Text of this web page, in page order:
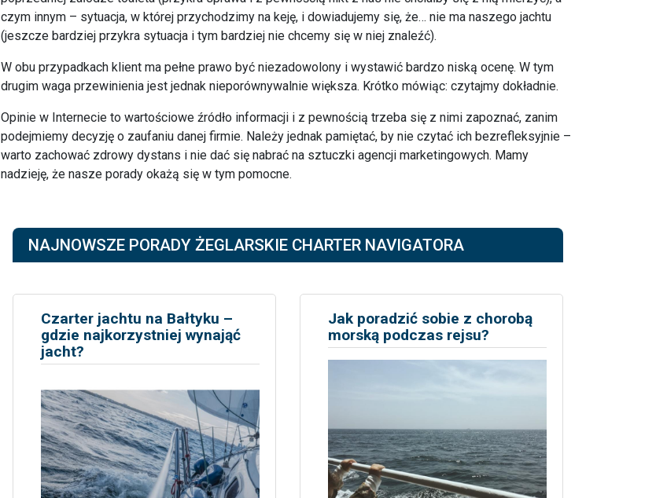
czym innym – sytuacja, w której przychodzimy na keję, i dowiadujemy się, że… nie ma naszego jachtu
(jeszcze bardziej przykra sytuacja i tym bardziej nie chcemy się w niej znaleźć).
W obu przypadkach klient ma pełne prawo być niezadowolony i wystawić bardzo niską ocenę. W tym
drugim waga przewinienia jest jednak nieporównywalnie większa. Krótko mówiąc: czytajmy dokładnie.
Opinie w Internecie to wartościowe źródło informacji i z pewnością trzeba się z nimi zapoznać, zanim
podejmiemy decyzję o zaufaniu danej firmie. Należy jednak pamiętać, by nie czytać ich bezrefleksyjnie –
warto zachować zdrowy dystans i nie dać się nabrać na sztuczki agencji marketingowych. Mamy
nadzieję, że nasze porady okażą się w tym pomocne.
NAJNOWSZE PORADY ŻEGLARSKIE CHARTER NAVIGATORA
Czarter jachtu na Bałtyku –
gdzie najkorzystniej wynająć
jacht?
Jak poradzić sobie z chorobą
morską podczas rejsu?